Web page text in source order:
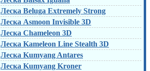
Леска Beluga Extremely Strong
Леска Asmoon Invisible 3D
Леска Chameleon 3D
Леска Kameleon Line Stealth 3D
Леска Kumyang Antares
Леска Kumyang Kroner